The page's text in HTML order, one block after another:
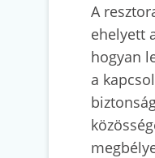
A
ehelyett
hogyan
a